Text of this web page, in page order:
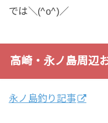
では＼(^o^)／
高崎・永ノ島周辺
永ノ島釣り記事